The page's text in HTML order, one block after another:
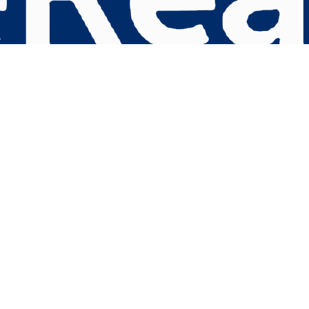
de confidentialité, en garantissant la conformité avec